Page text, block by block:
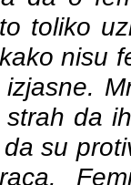
toliko
nisu
da
su